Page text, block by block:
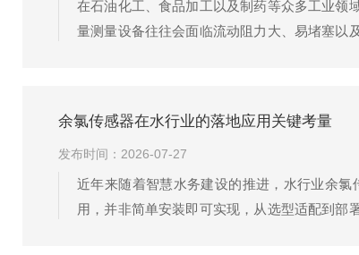
在石油化工、食品加工以及制药等众多工业领
量测量设备往往会面临流动阻力大、易堵塞以
余氯传感器在水行业的落地应用关键考量
发布时间：2026-07-27
近年来随着智慧水务建设的推进，水行业余
用，并非简单安装即可实现，从选型适配到部